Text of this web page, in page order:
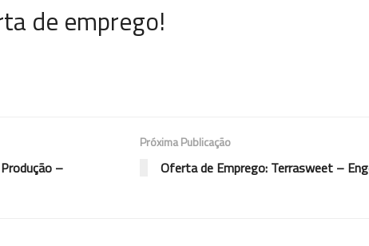
de emprego!
–
Próxima Publicação
Oferta de Emprego: Terrasweet –